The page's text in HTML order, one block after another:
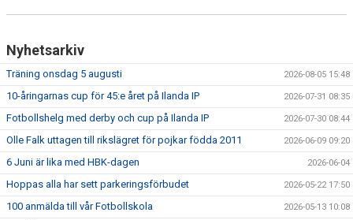
Nyhetsarkiv
Träning onsdag 5 augusti 2026-08-05 15:48
10-åringarnas cup för 45:e året på Ilanda IP 2026-07-31 08:35
Fotbollshelg med derby och cup på Ilanda IP 2026-07-30 08:44
Olle Falk uttagen till rikslägret för pojkar födda 2011 2026-06-09 09:20
6 Juni är lika med HBK-dagen 2026-06-04
Hoppas alla har sett parkeringsförbudet 2026-05-22 17:50
100 anmälda till vår Fotbollskola 2026-05-13 10:08